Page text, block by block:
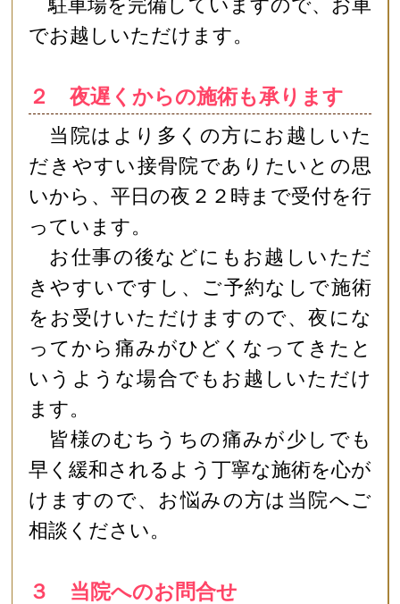
駐車場を完備していますので、お車
でお越しいただけます。
２ 夜遅くからの施術も承ります
当院はより多くの方にお越しいた
だきやすい接骨院でありたいとの思
いから、平日の夜２２時まで受付を行
っています。
お仕事の後などにもお越しいただ
きやすいですし、ご予約なしで施術
をお受けいただけますので、夜にな
ってから痛みがひどくなってきたと
いうような場合でもお越しいただけ
ます。
皆様のむちうちの痛みが少しでも
早く緩和されるよう丁寧な施術を心が
けますので、お悩みの方は当院へご
相談ください。
３ 当院へのお問合せ